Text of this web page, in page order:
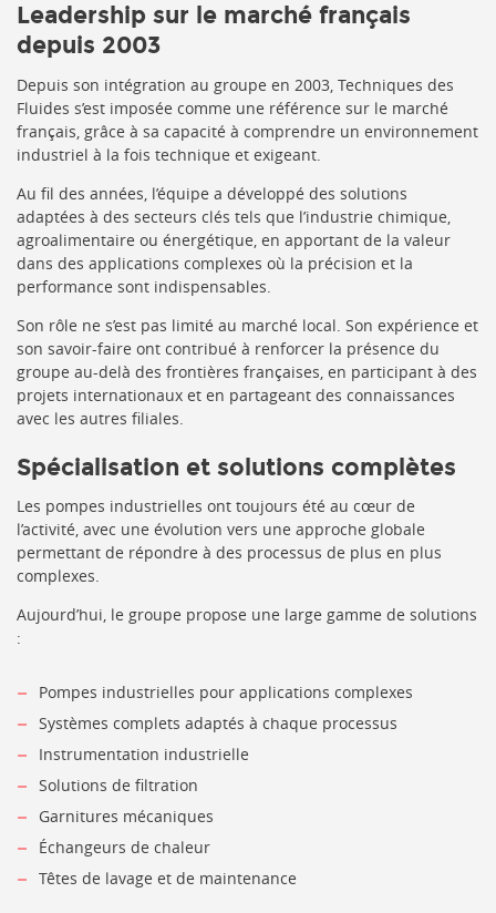
Leadership sur le marché français
depuis 2003
Depuis son intégration au groupe en 2003, Techniques des
Fluides s’est imposée comme une référence sur le marché
français, grâce à sa capacité à comprendre un environnement
industriel à la fois technique et exigeant.
Au fil des années, l’équipe a développé des solutions
adaptées à des secteurs clés tels que l’industrie chimique,
agroalimentaire ou énergétique, en apportant de la valeur
dans des applications complexes où la précision et la
performance sont indispensables.
Son rôle ne s’est pas limité au marché local. Son expérience et
son savoir-faire ont contribué à renforcer la présence du
groupe au-delà des frontières françaises, en participant à des
projets internationaux et en partageant des connaissances
avec les autres filiales.
Spécialisation et solutions complètes
Les pompes industrielles ont toujours été au cœur de
l’activité, avec une évolution vers une approche globale
permettant de répondre à des processus de plus en plus
complexes.
Aujourd’hui, le groupe propose une large gamme de solutions
:
Pompes industrielles pour applications complexes
Systèmes complets adaptés à chaque processus
Instrumentation industrielle
Solutions de filtration
Garnitures mécaniques
Échangeurs de chaleur
Têtes de lavage et de maintenance